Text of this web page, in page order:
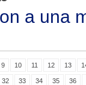
a una
9 10 11 12 13
32 33 34 35 36